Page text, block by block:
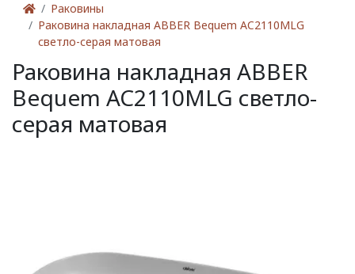
Раковины
Раковина накладная ABBER Bequem AC2110MLG
светло-серая матовая
Раковина накладная ABBER
Bequem AC2110MLG светло-
серая матовая